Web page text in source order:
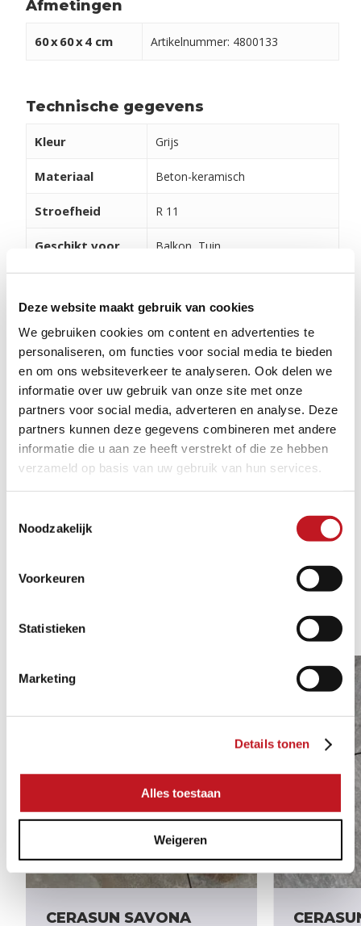
Deze website maakt gebruik van cookies
We gebruiken cookies om content en advertenties te
personaliseren, om functies voor social media te bieden
en om ons websiteverkeer te analyseren. Ook delen we
informatie over uw gebruik van onze site met onze
partners voor social media, adverteren en analyse. Deze
partners kunnen deze gegevens combineren met andere
informatie die u aan ze heeft verstrekt of die ze hebben
verzameld op basis van uw gebruik van hun services.
Noodzakelijk
Voorkeuren
Statistieken
Marketing
Details tonen
Alles toestaan
Weigeren
Afmetingen
60x60x4 cm Artikelnummer: 4800133
Technische gegevens
Kleur Grijs
Materiaal Beton-keramisch
Stroefheid R 11
Geschikt voor Balkon, Tuin
Verwerking en onderhoud
Om ervoor te zorgen dat uw producten er lang mooi
uitzien, is het belangrijk om ze goed te onderhouden.
Bekijk daarom onze adviezen, video's en tips via de
onderstaande button. Ook kunt u hier de
verschillende legvoorbeelden vinden.
VERWERKING EN ONDERHOUD
PRODUCTEN
CERASUN SAVONA